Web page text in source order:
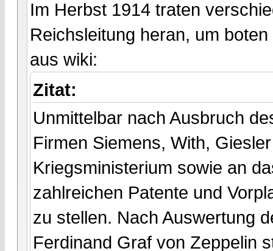
Im Herbst 1914 traten
Reichsleitung heran, um
aus wiki:
Zitat:
Unmittelbar nach Ausbruch
Firmen Siemens, With,
Kriegsministerium sowie an
zahlreichen Patente und
zu stellen. Nach Auswertung
Ferdinand Graf von Zeppelin